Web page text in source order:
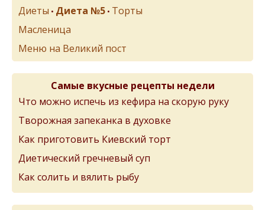
Диеты • Диета №5 • Торты
Масленица
Меню на Великий пост
Самые вкусные рецепты недели
Что можно испечь из кефира на скорую руку
Творожная запеканка в духовке
Как приготовить Киевский торт
Диетический гречневый суп
Как солить и вялить рыбу